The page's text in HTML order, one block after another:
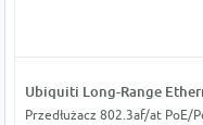
Ubiquiti Long-Range
Przedłużacz 802.3af/at PoE/